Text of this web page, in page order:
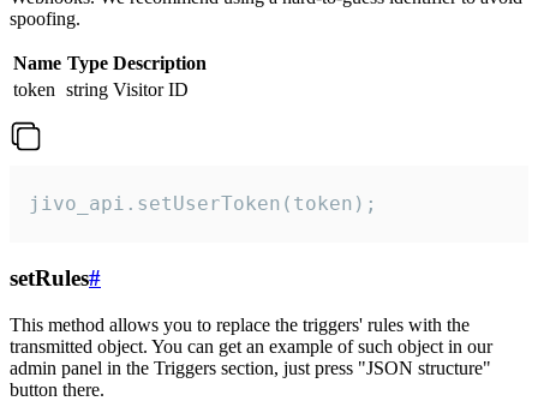
spoofing.
Name Type Description
token string Visitor ID
jivo_api.setUserToken(token);
setRules#
This method allows you to replace the triggers' rules with the
transmitted object. You can get an example of such object in our
admin panel in the Triggers section, just press "JSON structure"
button there.